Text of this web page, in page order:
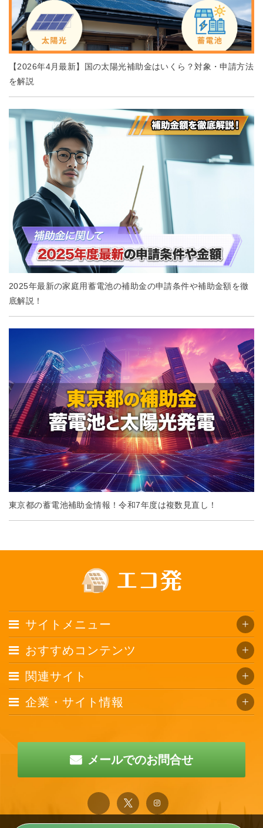
【2026年4月最新】国の太陽光補助金はいくら？対象・申請方法
を解説
2025年最新の家庭用蓄電池の補助金の申請条件や補助金額を徹
底解説！
東京都の蓄電池補助金情報！令和7年度は複数見直し！
サイトメニュー
おすすめコンテンツ
関連サイト
企業・サイト情報
メールでのお問合せ